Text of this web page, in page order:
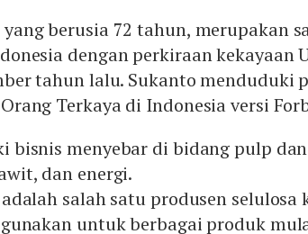
berusia 72 tahun, merupakan
dengan perkiraan kekayaan
tahun lalu. Sukanto menduduki
Terkaya di Indonesia versi
bisnis menyebar di bidang pulp
dan energi.
salah satu produsen selulosa
untuk berbagai produk